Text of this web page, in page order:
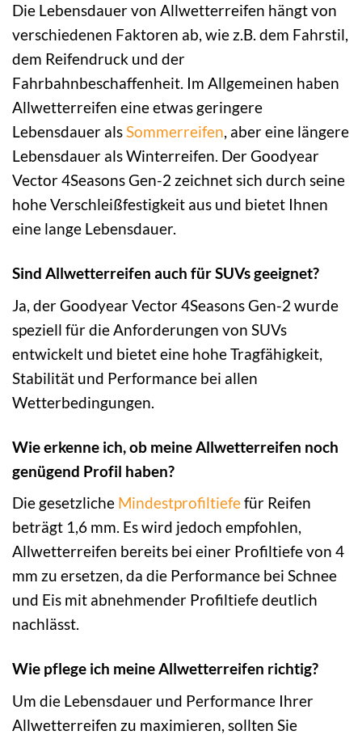
Die Lebensdauer von Allwetterreifen hängt von
verschiedenen Faktoren ab, wie z.B. dem Fahrstil,
dem Reifendruck und der
Fahrbahnbeschaffenheit. Im Allgemeinen haben
Allwetterreifen eine etwas geringere
Lebensdauer alsSommerreifen, aber eine längere
Lebensdauer als Winterreifen. Der Goodyear
Vector 4Seasons Gen-2 zeichnet sich durch seine
hohe Verschleißfestigkeit aus und bietet Ihnen
eine lange Lebensdauer.
Sind Allwetterreifen auch für SUVs geeignet?
Ja, der Goodyear Vector 4Seasons Gen-2 wurde
speziell für die Anforderungen von SUVs
entwickelt und bietet eine hohe Tragfähigkeit,
Stabilität und Performance bei allen
Wetterbedingungen.
Wie erkenne ich, ob meine Allwetterreifen noch
genügend Profil haben?
Die gesetzliche Mindestprofiltiefefür Reifen
beträgt 1,6 mm. Es wird jedoch empfohlen,
Allwetterreifen bereits bei einer Profiltiefe von 4
mm zu ersetzen, da die Performance bei Schnee
und Eis mit abnehmender Profiltiefe deutlich
nachlässt.
Wie pflege ich meine Allwetterreifen richtig?
Um die Lebensdauer und Performance Ihrer
Allwetterreifen zu maximieren, sollten Sie